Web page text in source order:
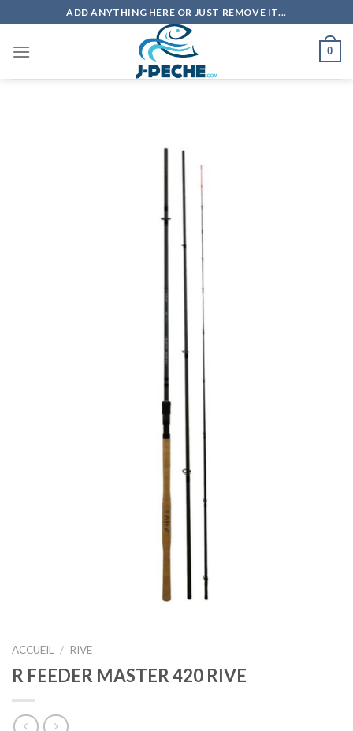
to
content
ADD ANYTHING HERE OR JUST REMOVE IT...
0
ACCUEIL / RIVE
R FEEDER MASTER 420 RIVE